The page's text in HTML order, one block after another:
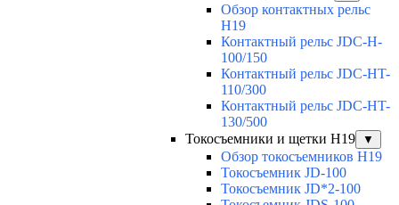
Обзор контактных рельс
H19
Контактный рельс JDC-H-
100/150
Контактный рельс JDC-HT-
110/300
Контактный рельс JDC-HT-
130/500
Токосъемники и щетки H19
▼
Обзор токосъемников H19
Токосъемник JD-100
Токосъемник JD*2-100